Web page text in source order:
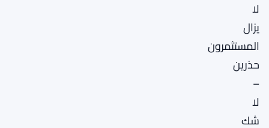
لا
يزال
المستثمرون
حذرين
–
لا
شك